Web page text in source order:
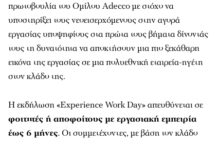
πρωτοβουλία του Ομίλου Adecco με στόχο να
υποστηρίξει τους νεοεισερχόμενους στην αγορά
εργασίας υποψηφίους στα πρώτα τους βήματα δίνοντάς
τους τη δυνατότητα να αποκτήσουν μια πιο ξεκάθαρη
εικόνα της εργασίας σε μια πολυεθνική εταιρεία-ηγέτη
στον κλάδο της.
Η εκδήλωση «Experience Work Day» απευθύνεται σε
φοιτητές ή αποφοίτους με εργασιακή εμπειρία
έως 6 μήνες. Οι συμμετέχοντες, με βάση τον κλάδο